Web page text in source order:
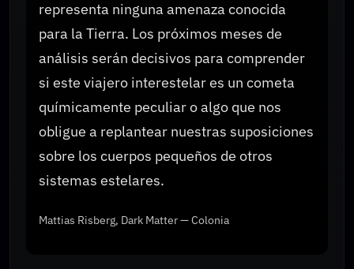
representa ninguna amenaza conocida
para la Tierra. Los próximos meses de
análisis serán decisivos para comprender
si este viajero interestelar es un cometa
químicamente peculiar o algo que nos
obligue a replantear nuestras suposiciones
sobre los cuerpos pequeños de otros
sistemas estelares.
Mattias Risberg, Dark Matter — Colonia